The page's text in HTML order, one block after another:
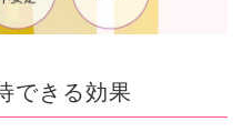
できる効果